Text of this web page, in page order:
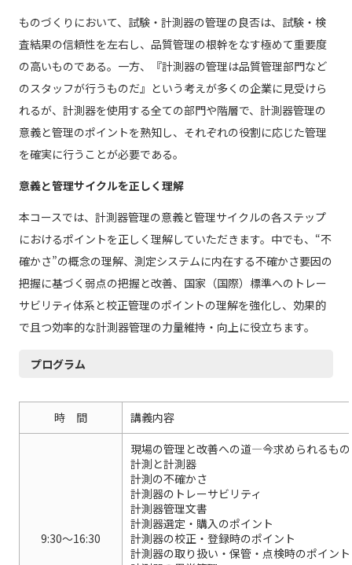
ものづくりにおいて、試験・計測器の管理の良否は、試験・検
査結果の信頼性を左右し、品質管理の根幹をなす極めて重要度
の高いものである。一方、『計測器の管理は品質管理部門など
のスタッフが行うものだ』という考えが多くの企業に見受けら
れるが、計測器を使用する全ての部門や階層で、計測器管理の
意義と管理のポイントを熟知し、それぞれの役割に応じた管理
を確実に行うことが必要である。
意義と管理サイクルを正しく理解
本コースでは、計測器管理の意義と管理サイクルの各ステップ
におけるポイントを正しく理解していただきます。中でも、“不
確かさ”の概念の理解、測定システムに内在する不確かさ要因の
把握に基づく弱点の把握と改善、国家（国際）標準へのトレー
サビリティ体系と校正管理のポイントの理解を強化し、効果的
で且つ効率的な計測器管理の力量維持・向上に役立ちます。
プログラム
時 間 講義内容
9:30～16:30
現場の管理と改善への道―今求められるも
計測と計測器
計測の不確かさ
計測器のトレーサビリティ
計測器管理文書
計測器選定・購入のポイント
計測器の校正・登録時のポイント
計測器の取り扱い・保管・点検時のポイント